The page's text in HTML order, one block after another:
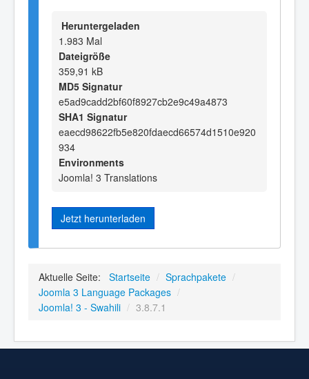
Heruntergeladen
1.983 Mal
Dateigröße
359,91 kB
MD5 Signatur
e5ad9cadd2bf60f8927cb2e9c49a4873
SHA1 Signatur
eaecd98622fb5e820fdaecd66574d1510e920
934
Environments
Joomla! 3 Translations
Jetzt herunterladen
Aktuelle Seite: Startseite / Sprachpakete /
Joomla 3 Language Packages /
Joomla! 3 - Swahili / 3.8.7.1